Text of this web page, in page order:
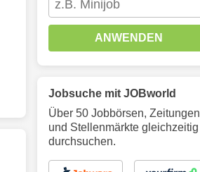
ANWENDEN
Jobsuche mit JOBworld
Über 50 Jobbörsen, Zeitungen
und Stellenmärkte gleichzeitig
durchsuchen.